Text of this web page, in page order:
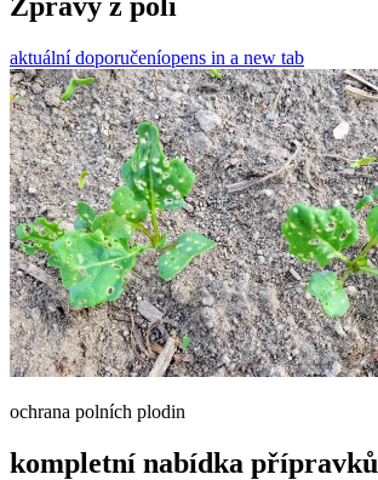
aktuální doporučeníopens in a new tab
ochrana polních plodin
kompletní nabídka přípravků